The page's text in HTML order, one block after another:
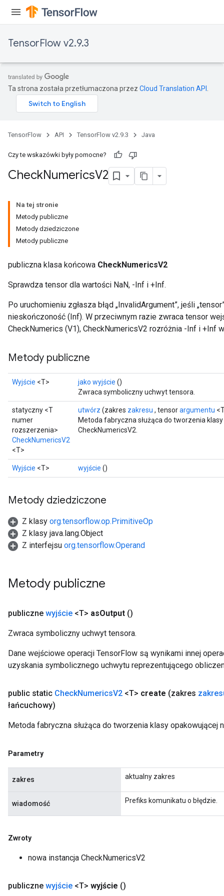
TensorFlow v2.9.3
Ta strona została przetłumaczona przez Cloud Translation API
TensorFlow API TensorFlow v2.9.3 Java
Czy te wskazówki były pomocne?
CheckNumericsV2
Na tej stronie
Metody publiczne
Metody dziedziczone
Metody publiczne
publiczna klasa końcowa CheckNumericsV2
Sprawdza tensor dla wartości NaN, -Inf i +Inf.
Po uruchomieniu zgłasza błąd „InvalidArgument”, jeśli
nieskończoność (Inf). W przeciwnym razie zwraca tensor
CheckNumerics (V1), CheckNumericsV2 rozróżnia -Inf i +Inf w
Metody publiczne
Wyjście <T> jako wyjście ()
Zwraca symboliczny uchwyt tensora.
statyczny <T
numer
rozszerzenia>
CheckNumericsV2
<T>
utwórz (zakres zakresu , tensorargumentu
Metoda fabryczna służąca do tworzenia
CheckNumericsV2.
Wyjście <T> wyjście ()
Metody dziedziczone
Z klasy org.tensorflow.op.PrimitiveOp
Z klasy java.lang.Object
Z interfejsu org.tensorflow.Operand
Metody publiczne
publiczne wyjście <T> asOutput ()
Zwraca symboliczny uchwyt tensora.
Dane wejściowe operacji TensorFlow są wynikami innej
uzyskania symbolicznego uchwytu reprezentującego
public static CheckNumericsV2 <T> create (zakres
łańcuchowy)
Metoda fabryczna służąca do tworzenia klasy opakowującej
Parametry
zakres aktualny zakres
wiadomość Prefiks komunikatu o błędzie.
Zwroty
nowa instancja CheckNumericsV2
publiczne wyjście <T> wyjście ()